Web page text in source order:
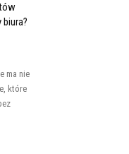
ma nie
które